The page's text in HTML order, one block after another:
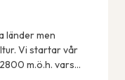
länder men
Vi startar vår
m.ö.h. vars